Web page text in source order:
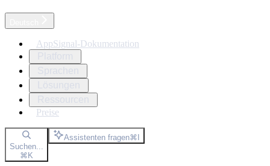
AppSignal-Dokumentation
Preise
Suchen...
⌘K
Assistenten fragen⌘I